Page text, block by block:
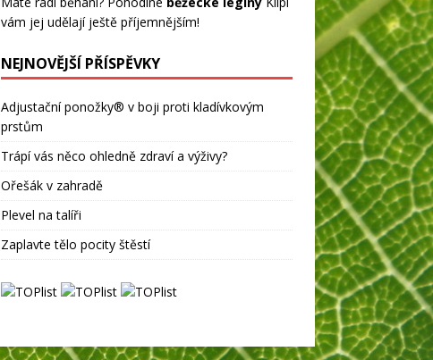
vám jej udělají ještě příjemnějším!
NEJNOVĚJŠÍ PŘÍSPĚVKY
Adjustační ponožky® v boji proti kladívkovým
prstům
Trápí vás něco ohledně zdraví a výživy?
Ořešák v zahradě
Plevel na talíři
Zaplavte tělo pocity štěstí